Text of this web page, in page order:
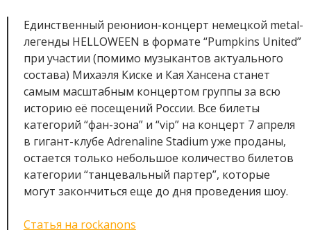
Единственный реюнион-концерт немецкой metal-
легенды HELLOWEEN в формате “Pumpkins United”
при участии (помимо музыкантов актуального
состава) Михаэля Киске и Кая Хансена станет
самым масштабным концертом группы за всю
историю её посещений России. Все билеты
категорий “фан-зона” и “vip” на концерт 7 апреля
в гигант-клубе Adrenaline Stadium уже проданы,
остается только небольшое количество билетов
категории “танцевальный партер”, которые
могут закончиться еще до дня проведения шоу.
Статья на rockanons